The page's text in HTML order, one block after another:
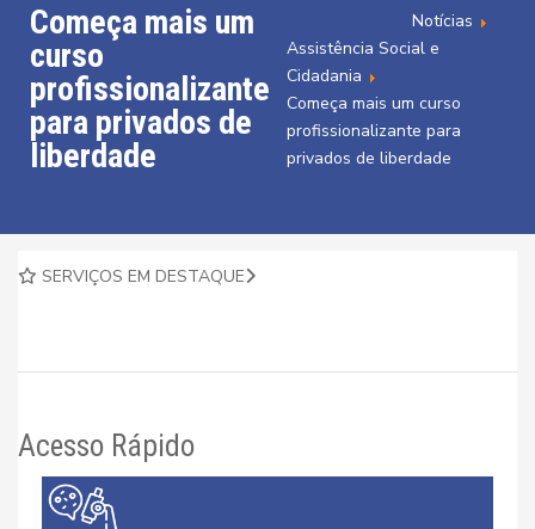
Começa mais um
curso
profissionalizante
para privados de
liberdade
Notícias
Assistência Social e
Cidadania
Começa mais um curso
profissionalizante para
privados de liberdade
SERVIÇOS EM DESTAQUE
Acesso Rápido